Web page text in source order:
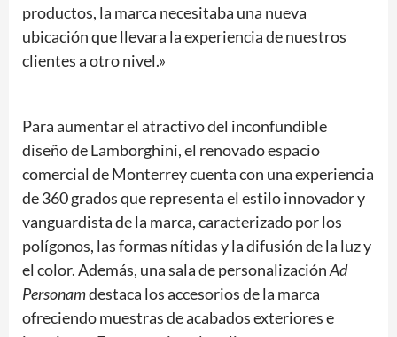
productos, la marca necesitaba una nueva
ubicación que llevara la experiencia de nuestros
clientes a otro nivel.»
Para aumentar el atractivo del inconfundible
diseño de Lamborghini, el renovado espacio
comercial de Monterrey cuenta con una experiencia
de 360 grados que representa el estilo innovador y
vanguardista de la marca, caracterizado por los
polígonos, las formas nítidas y la difusión de la luz y
el color. Además, una sala de personalizaciónAd
Personamdestaca los accesorios de la marca
ofreciendo muestras de acabados exteriores e